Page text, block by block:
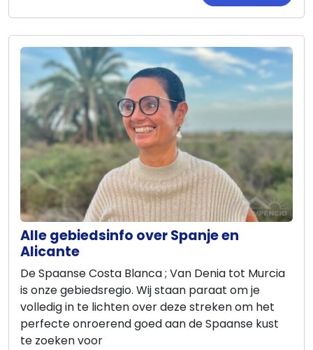
Alle gebiedsinfo over Spanje en
Alicante
De Spaanse Costa Blanca ; Van Denia tot Murcia
is onze gebiedsregio. Wij staan paraat om je
volledig in te lichten over deze streken om het
perfecte onroerend goed aan de Spaanse kust
te zoeken voor